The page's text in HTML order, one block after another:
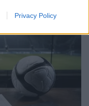
Privacy Policy